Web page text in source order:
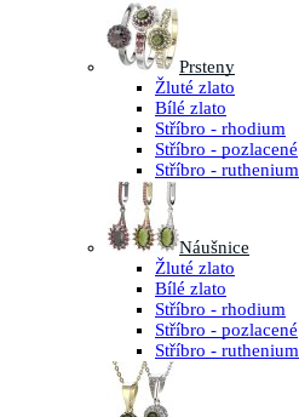
Prsteny
Žluté zlato
Bílé zlato
Stříbro - rhodium
Stříbro - pozlacené
Stříbro - ruthenium
Náušnice
Žluté zlato
Bílé zlato
Stříbro - rhodium
Stříbro - pozlacené
Stříbro - ruthenium